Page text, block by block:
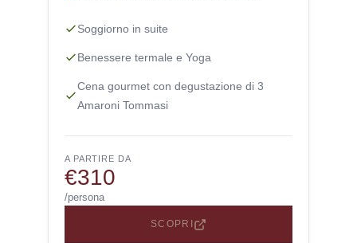
Soggiorno in suite
Benessere termale e Yoga
Cena gourmet con degustazione di 3
Amaroni Tommasi
A PARTIRE DA
€310
/persona
SCOPRI